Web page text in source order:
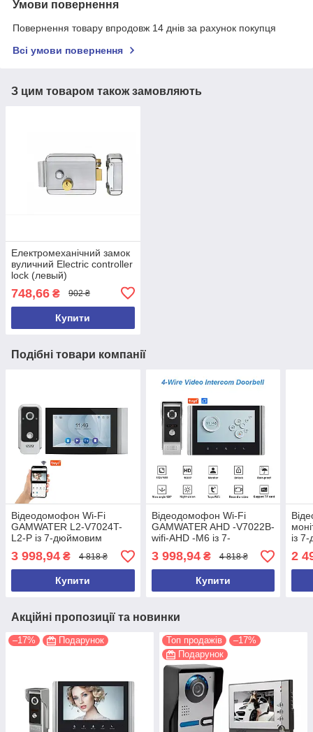
Умови повернення
Повернення товару впродовж 14 днів за рахунок покупця
Всі умови повернення
З цим товаром також замовляють
Електромеханічний замок
вуличний Electric controller
lock (левый)
748,66 ₴ 902 ₴
Купити
Подібні товари компанії
Відеодомофон Wi-Fi
GAMWATER L2-V7024T-
L2-P із 7-дюймовим
екраном
3 998,94 ₴ 4 818 ₴
Купити
Відеодомофон Wi-Fi
GAMWATER AHD -V7022B-
wifi-AHD -M6 із 7-
дюймовим екраном
3 998,94₴ 4 818 ₴
Купити
із
2
Акційні пропозиції та новинки
–17% Подарунок Топ продажів
–17%
Подарунок